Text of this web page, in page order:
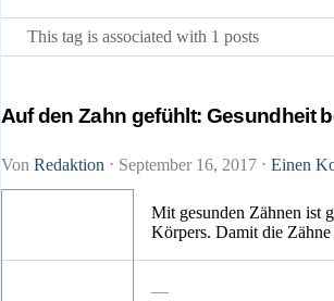
This tag is associated with 1 posts
Auf den Zahn gefühlt: Gesundheit
Von Redaktion ⋅ September 16, 2017 ⋅ Einen
Mit gesunden Zähnen ist
Körpers. Damit die
—